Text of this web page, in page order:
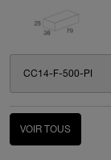
CC14-F-500-PI
VOIR TOUS